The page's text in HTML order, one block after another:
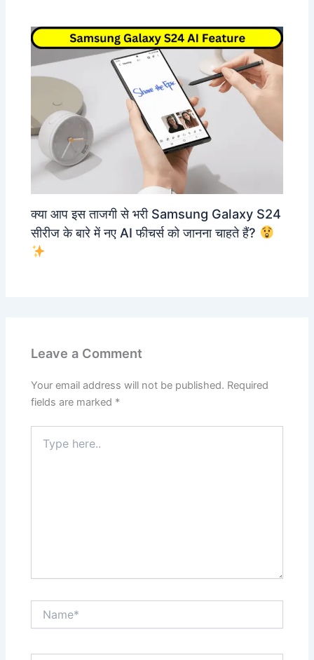
क्या आप इस ताजगी से भरी Samsung Galaxy S24
सीरीज के बारे में नए AI फीचर्स को जानना चाहते हैं?
Leave a Comment
Your email address will not be published. Required
fields are marked *
here..